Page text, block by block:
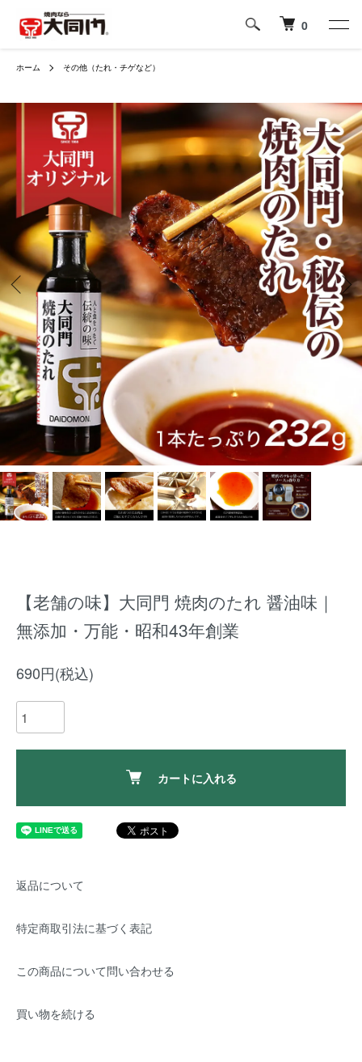
0
ホーム その他（たれ・チゲなど）
【老舗の味】大同門 焼肉のたれ 醤油味｜
無添加・万能・昭和43年創業
690円(税込)
カートに入れる
返品について
特定商取引法に基づく表記
この商品について問い合わせる
買い物を続ける